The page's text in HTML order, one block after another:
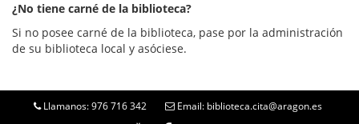
¿No tiene carné de la biblioteca?
Si no posee carné de la biblioteca, pase por la administración
de su biblioteca local y asóciese.
Llamanos: 976 716 342 Email: biblioteca.cita@aragon.es